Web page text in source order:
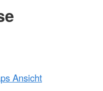
Ansicht